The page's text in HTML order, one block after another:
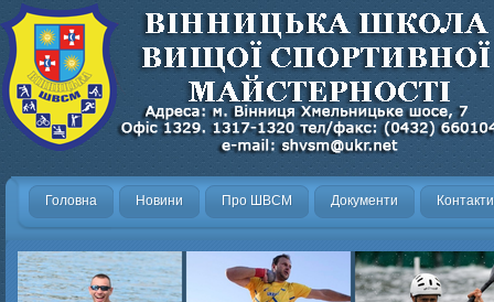
Головна Новини Про ШВСМ Документи Контакти